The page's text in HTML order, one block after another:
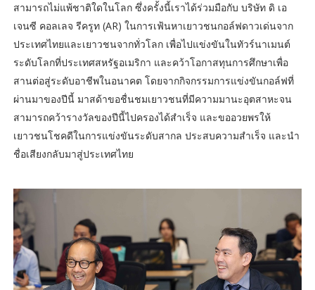
สามารถไม่แพ้ชาติใดในโลก ซึ่งครั้งนี้เราได้ร่วมมือกับ บริษัท ดิ เอ
เจนซี คอลเลจ รีครูท (AR) ในการเฟ้นหาเยาวชนกอล์ฟดาวเด่นจาก
ประเทศไทยและเยาวชนจากทั่วโลก เพื่อไปแข่งขันในทัวร์นาเมนต์
ระดับโลกที่ประเทศสหรัฐอเมริกา และคว้าโอกาสทุนการศึกษาเพื่อ
สานต่อสู่ระดับอาชีพในอนาคต โดยจากกิจกรรมการแข่งขันกอล์ฟที่
ผ่านมาของปีนี้ มาสด้าขอชื่นชมเยาวชนที่มีความมานะอุตสาหะจน
สามารถคว้ารางวัลของปีนี้ไปครองได้สำเร็จ และขออวยพรให้
เยาวชนโชคดีในการแข่งขันระดับสากล ประสบความสำเร็จ และนำ
ชื่อเสียงกลับมาสู่ประเทศไทย